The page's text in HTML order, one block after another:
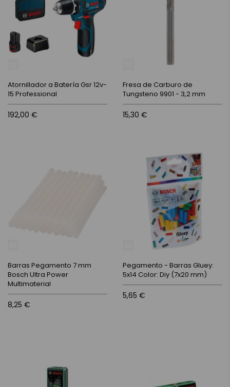
Atornillador a Batería Gsr 12v-
15 Professional
192,00 €
Fresa de Carburo de
Tungsteno 9901 - 3,2 mm
15,30 €
Barras Pegamento 7 mm
Bosch Ultra Power
Multimaterial
8,25 €
Pegamento - Barras Gluey:
5x14 Color: Diy (7x20 mm)
5,65 €